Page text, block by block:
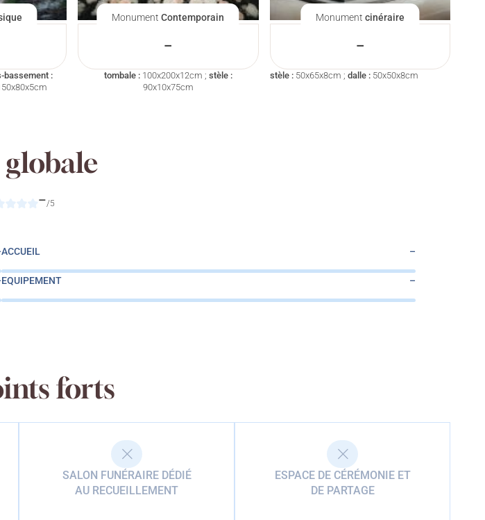
bassement :
MonumentContemporain
–
tombale :100x200x12cm ; stèle :
90x10x75cm
Monument cinéraire
–
stèle :50x65x8cm ; dalle :50x50x8cm
–/5
ACCUEIL –
EQUIPEMENT –
forts
SALON FUNÉRAIRE DÉDIÉ
AU RECUEILLEMENT
ESPACE DE CÉRÉMONIE ET
DE PARTAGE